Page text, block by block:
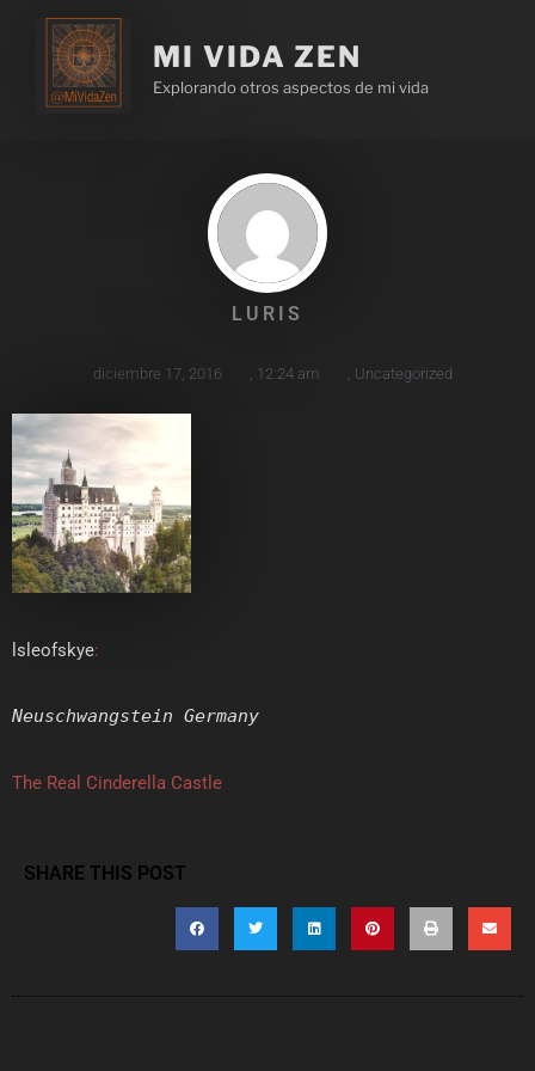
MI VIDA ZEN
Explorando otros aspectos de mi vida
LURIS
diciembre 17, 2016 12:24 am Uncategorized
lsleofskye:
Neuschwangstein Germany
The Real Cinderella Castle
SHARE THIS POST